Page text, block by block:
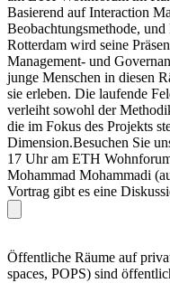
Basierend auf Interaction
Beobachtungsmethode,
Rotterdam wird seine
Management- und
junge Menschen in diesen
sie erleben. Die laufende
verleiht sowohl der
die im Fokus des Projekts
Dimension.Besuchen Sie
17 Uhr am ETH
Mohammad Mohammadi
Vortrag gibt es eine
Öffentliche Räume auf
spaces, POPS) sind